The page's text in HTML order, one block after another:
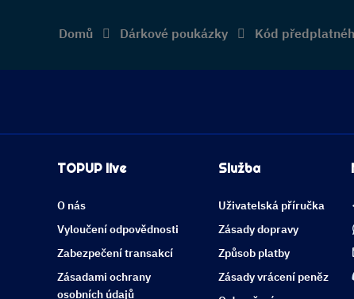
Domů Dárkové poukázky Kód
TOPUP live
O nás
Vyloučení odpovědnosti
Zabezpečení transakcí
Zásadami ochrany
osobních údajů
Služba
Uživatelská příručka
Zásady dopravy
Způsob platby
Zásady vrácení peněz